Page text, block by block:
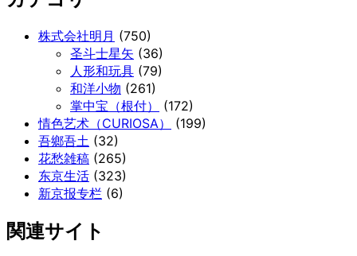
株式会社明月 (750)
圣斗士星矢 (36)
人形和玩具 (79)
和洋小物 (261)
掌中宝（根付）
(172)
情色艺术（CURIOSA）
(199)
吾鄉吾土 (32)
花愁雑稿 (265)
东京生活 (323)
新京报专栏 (6)
関連サイト